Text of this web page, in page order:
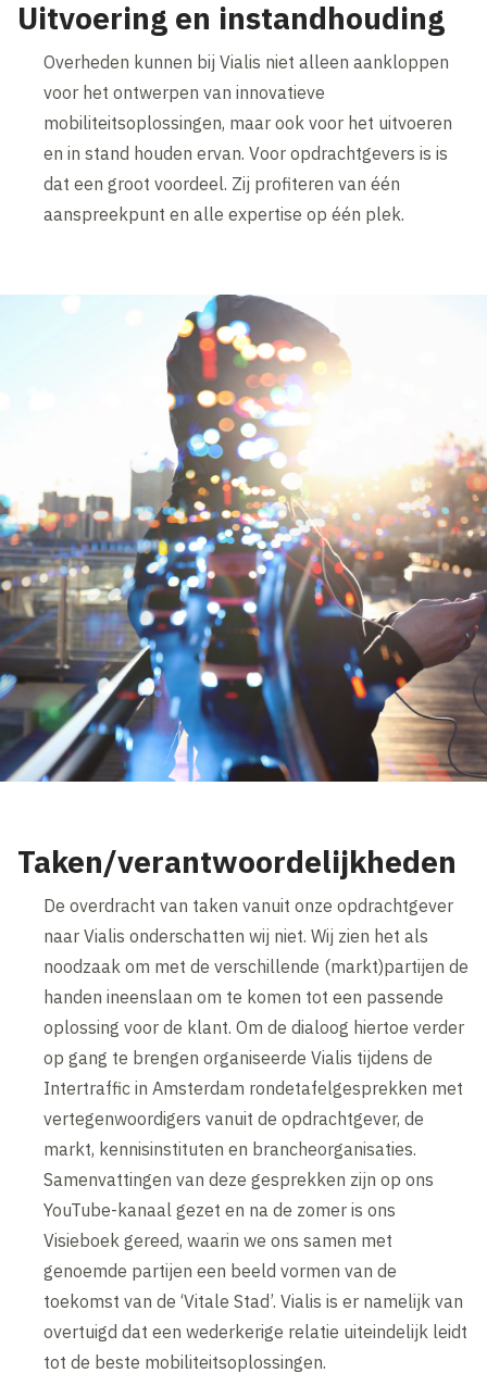
Uitvoering en instandhouding
Overheden kunnen bij Vialis niet alleen aankloppen
voor het ontwerpen van innovatieve
mobiliteitsoplossingen, maar ook voor het uitvoeren
en in stand houden ervan. Voor opdrachtgevers is is
dat een groot voordeel. Zij profiteren van één
aanspreekpunt en alle expertise op één plek.
Taken/verantwoordelijkheden
De overdracht van taken vanuit onze opdrachtgever
naar Vialis onderschatten wij niet. Wij zien het als
noodzaak om met de verschillende (markt)partijen de
handen ineenslaan om te komen tot een passende
oplossing voor de klant. Om de dialoog hiertoe verder
op gang te brengen organiseerde Vialis tijdens de
Intertraffic in Amsterdam rondetafelgesprekken met
vertegenwoordigers vanuit de opdrachtgever, de
markt, kennisinstituten en brancheorganisaties.
Samenvattingen van deze gesprekken zijn op ons
YouTube-kanaal gezet en na de zomer is ons
Visieboek gereed, waarin we ons samen met
genoemde partijen een beeld vormen van de
toekomst van de ‘Vitale Stad’. Vialis is er namelijk van
overtuigd dat een wederkerige relatie uiteindelijk leidt
tot de beste mobiliteitsoplossingen.